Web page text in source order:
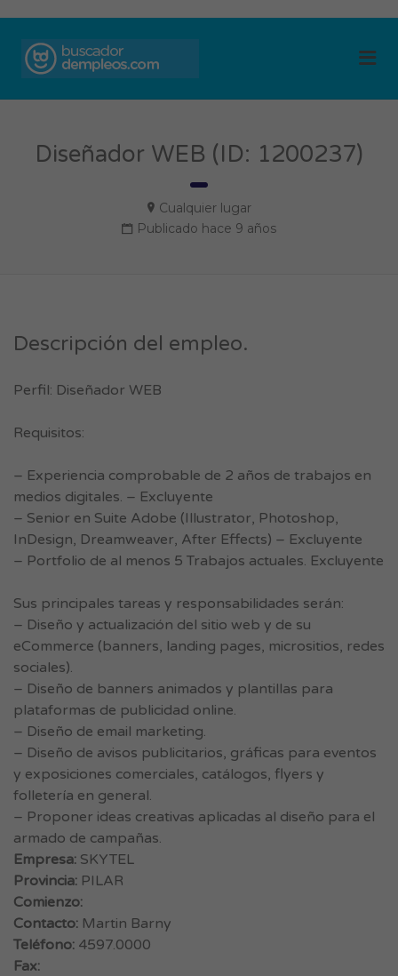
Diseñador WEB (ID: 1200237)
Cualquier lugar
Publicado hace 9 años
Descripción del empleo.
Perfil: Diseñador WEB
Requisitos:
– Experiencia comprobable de 2 años de trabajos en
medios digitales. – Excluyente
– Senior en Suite Adobe (Illustrator, Photoshop,
InDesign, Dreamweaver, After Effects) – Excluyente
– Portfolio de al menos 5 Trabajos actuales. Excluyente
Sus principales tareas y responsabilidades serán:
– Diseño y actualización del sitio web y de su
eCommerce (banners, landing pages, micrositios, redes
sociales).
– Diseño de banners animados y plantillas para
plataformas de publicidad online.
– Diseño de email marketing.
– Diseño de avisos publicitarios, gráficas para eventos
y exposiciones comerciales, catálogos, flyers y
folletería en general.
– Proponer ideas creativas aplicadas al diseño para el
armado de campañas.
Empresa: SKYTEL
Provincia: PILAR
Comienzo:
Contacto: Martin Barny
Teléfono: 4597.0000
Fax: